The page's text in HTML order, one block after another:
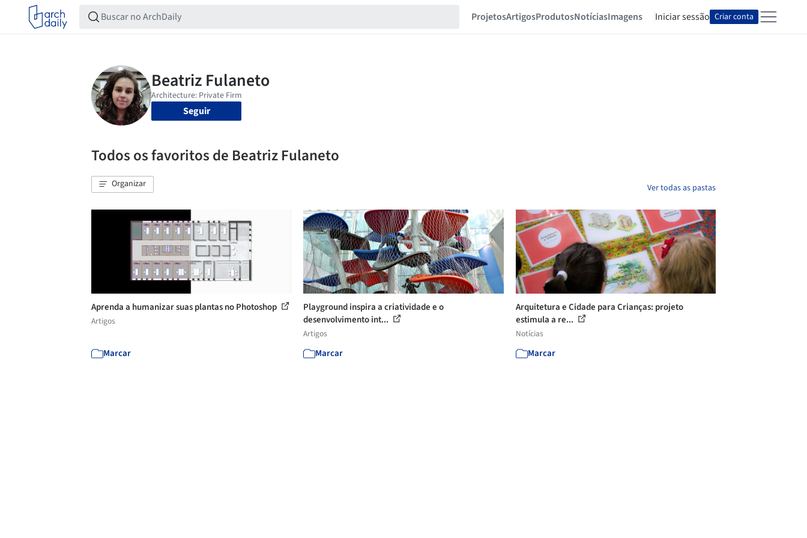
ProjetosArtigosProdutosNotíciasImagens Iniciar sessão Criar conta
Seguir
Todos os favoritos de Beatriz Fulaneto
Organizar Ver todas as pastas
Aprenda a humanizar suas plantas no Photoshop
Artigos
Marcar
Playground inspira a criatividade e o
desenvolvimento int...
Artigos
Marcar
Arquitetura e Cidade para Crianças: projeto
estimula a re...
Notícias
Marcar